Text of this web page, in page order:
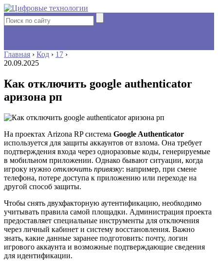
Главная › Код › 17 ›
20.09.2025
Как отключить google authenticator
аризона рп
На проектах Arizona RP система Google Authenticator
используется для защиты аккаунтов от взлома. Она требует
подтверждения входа через одноразовые коды, генерируемые
в мобильном приложении. Однако бывают ситуации, когда
игроку нужно отключить привязку: например, при смене
телефона, потере доступа к приложению или переходе на
другой способ защиты.
Чтобы снять двухфакторную аутентификацию, необходимо
учитывать правила самой площадки. Администрация проекта
предоставляет специальные инструменты для отключения
через личный кабинет и систему восстановления. Важно
знать, какие данные заранее подготовить: почту, логин
игрового аккаунта и возможные подтверждающие сведения
для идентификации.